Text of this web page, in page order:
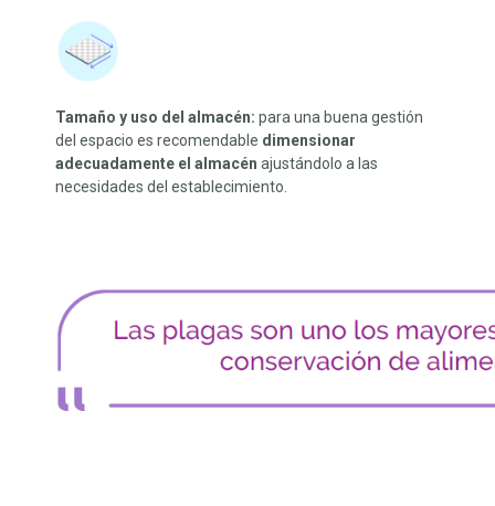
Tamaño y uso del almacén: para una buena gestión
del espacio es recomendable dimensionar
adecuadamente el almacén ajustándolo a las
necesidades del establecimiento.